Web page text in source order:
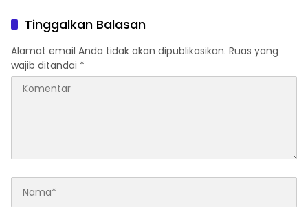
cepat turun langsung
meninjau kelapangan
Tinggalkan Balasan
Alamat email Anda tidak akan dipublikasikan. Ruas yang
wajib ditandai *